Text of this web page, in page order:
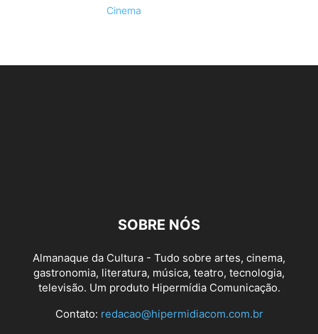
Cinema
SOBRE NÓS
Almanaque da Cultura - Tudo sobre artes, cinema,
gastronomia, literatura, música, teatro, tecnologia,
televisão. Um produto Hipermídia Comunicação.
Contato: redacao@hipermidiacom.com.br